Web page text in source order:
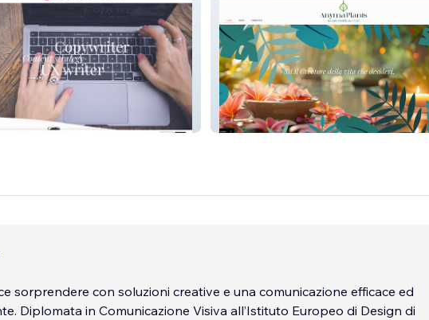
Anyma Plants
sorprendere con soluzioni creative e una comunicazione efficace ed
Diplomata in Comunicazione Visiva all’Istituto Europeo di Design di